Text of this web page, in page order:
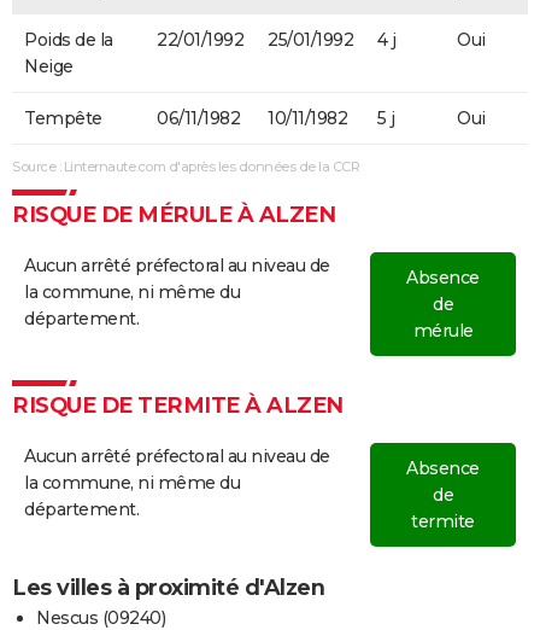
Poids de la
Neige
22/01/1992 25/01/1992 4 j Oui
Tempête 06/11/1982 10/11/1982 5 j Oui
Source : Linternaute.com d'après les données de la CCR
RISQUE DE MÉRULE À ALZEN
Aucun arrêté préfectoral au niveau de
la commune, ni même du
département.
Absence
de
mérule
RISQUE DE TERMITE À ALZEN
Aucun arrêté préfectoral au niveau de
la commune, ni même du
département.
Absence
de
termite
Les villes à proximité d'Alzen
Nescus (09240)